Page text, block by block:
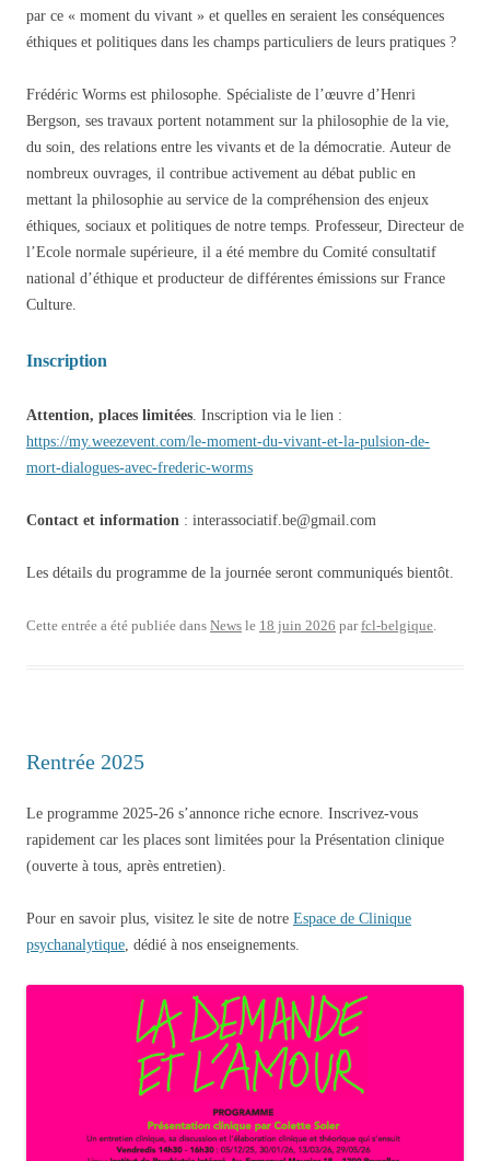
par ce « moment du vivant » et quelles en seraient les conséquences
éthiques et politiques dans les champs particuliers de leurs pratiques ?
Frédéric Worms est philosophe. Spécialiste de l’œuvre d’Henri
Bergson, ses travaux portent notamment sur la philosophie de la vie,
du soin, des relations entre les vivants et de la démocratie. Auteur de
nombreux ouvrages, il contribue activement au débat public en
mettant la philosophie au service de la compréhension des enjeux
éthiques, sociaux et politiques de notre temps. Professeur, Directeur de
l’Ecole normale supérieure, il a été membre du Comité consultatif
national d’éthique et producteur de différentes émissions sur France
Culture.
Inscription
Attention, places limitées. Inscription via le lien :
https://my.weezevent.com/le-moment-du-vivant-et-la-pulsion-de-
mort-dialogues-avec-frederic-worms
Contact et information : interassociatif.be@gmail.com
Les détails du programme de la journée seront communiqués bientôt.
Cette entrée a été publiée dans News le 18 juin 2026 parfcl-belgique.
Rentrée 2025
Le programme 2025-26 s’annonce riche ecnore. Inscrivez-vous
rapidement car les places sont limitées pour la Présentation clinique
(ouverte à tous, après entretien).
Pour en savoir plus, visitez le site de notre Espace de Clinique
psychanalytique, dédié à nos enseignements.